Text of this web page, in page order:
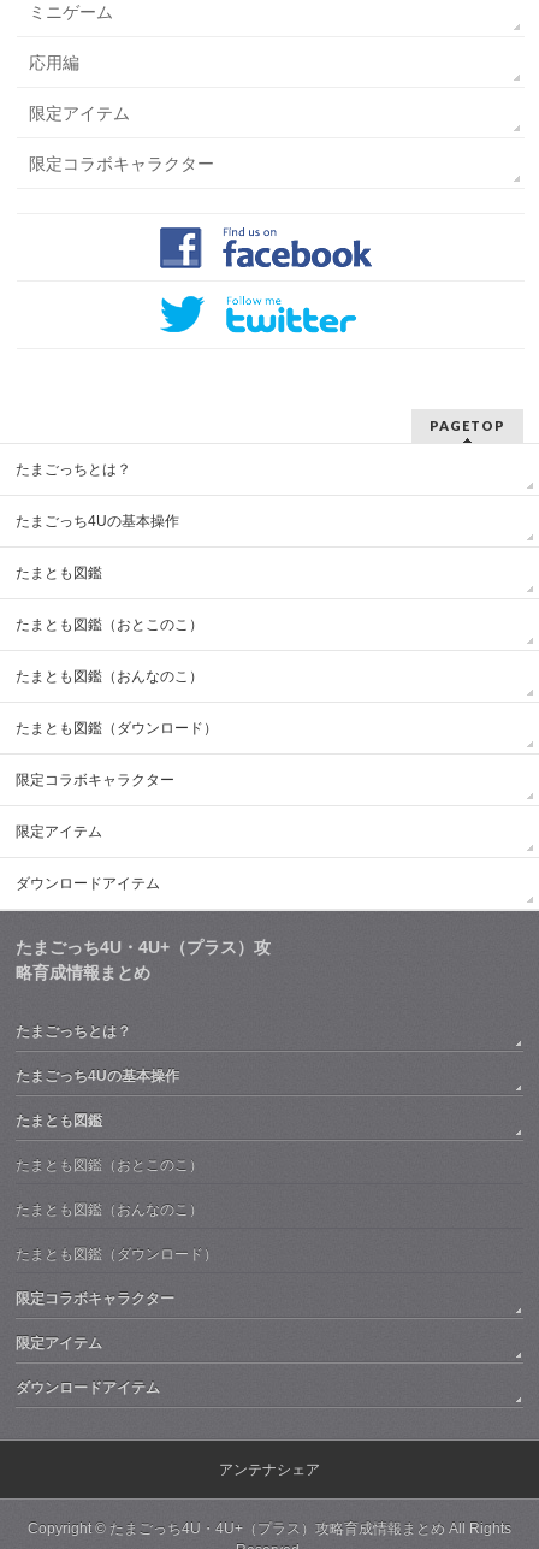
ミニゲーム
応用編
限定アイテム
限定コラボキャラクター
PAGETOP
たまごっちとは？
たまごっち4Uの基本操作
たまとも図鑑
たまとも図鑑（おとこのこ）
たまとも図鑑（おんなのこ）
たまとも図鑑（ダウンロード）
限定コラボキャラクター
限定アイテム
ダウンロードアイテム
たまごっち4U・4U+（プラス）攻
略育成情報まとめ
たまごっちとは？
たまごっち4Uの基本操作
たまとも図鑑
たまとも図鑑（おとこのこ）
たまとも図鑑（おんなのこ）
たまとも図鑑（ダウンロード）
限定コラボキャラクター
限定アイテム
ダウンロードアイテム
アンテナシェア
Copyright © たまごっち4U・4U+（プラス）攻略育成情報まとめ All Rights